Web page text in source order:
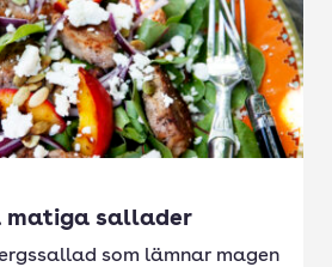
matiga sallader
som lämnar magen